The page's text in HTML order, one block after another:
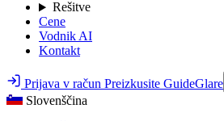
Rešitve
Cene
Vodnik AI
Kontakt
Prijava v račun Preizkusite GuideGlare
Slovenščina